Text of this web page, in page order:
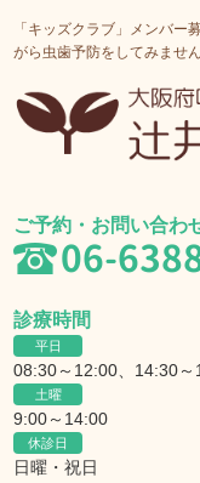
「キッズクラブ」メンバ
がら虫歯予防をしてみませ
ご予約・お問い合わ
06-
診療時間
平日
08:30～12:00、14:30～
土曜
9:00～14:00
休診日
日曜・祝日